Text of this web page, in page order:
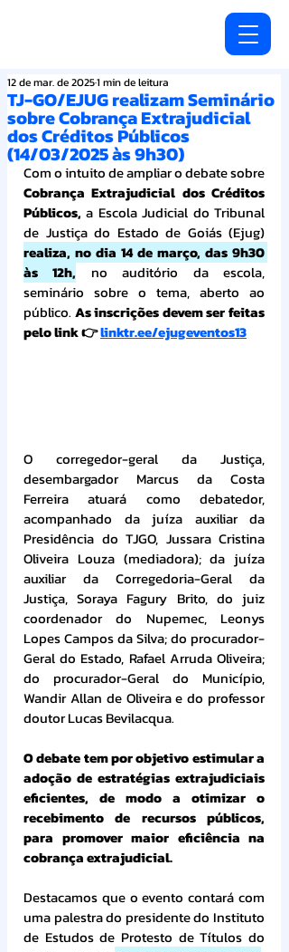
TJ-GO/EJUG realizam Seminário
sobre Cobrança Extrajudicial
dos Créditos Públicos
(14/03/2025 às 9h30)
12 de mar. de 20251 min de leitura
Cobrança Extrajudicial dos Créditos
Públicos, a Escola Judicial do Tribunal
realiza, no dia 14 de março, das 9h30
às 12h, no auditório da escola,
seminário sobre o tema, aberto ao
público. As inscrições devem ser feitas
pelo link 👉 linktr.ee/ejugeventos13
O corregedor-geral da Justiça,
desembargador Marcus da Costa
Ferreira atuará como debatedor,
acompanhado da juíza auxiliar da
Presidência do TJGO, Jussara Cristina
Oliveira Louza (mediadora); da juíza
auxiliar da Corregedoria-Geral da
Justiça, Soraya Fagury Brito, do juiz
coordenador do Nupemec, Leonys
Lopes Campos da Silva; do procurador-
Geral do Estado, Rafael Arruda Oliveira;
do procurador-Geral do Município,
Wandir Allan de Oliveira e do professor
doutor Lucas Bevilacqua.
O debate tem por objetivo estimular a
adoção de estratégias extrajudiciais
eficientes, de modo a otimizar o
recebimento de recursos públicos,
para promover maior eficiência na
cobrança extrajudicial.
Destacamos que o evento contará com
uma palestra do presidente do Instituto
de Estudos de Protesto de Títulos do